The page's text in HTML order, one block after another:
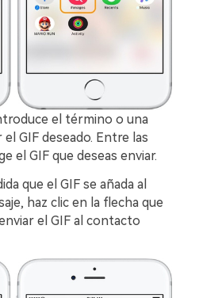
el término o una
GIF deseado. Entre las
el GIF que deseas enviar.
que el GIF se añada al
haz clic en la flecha que
el GIF al contacto